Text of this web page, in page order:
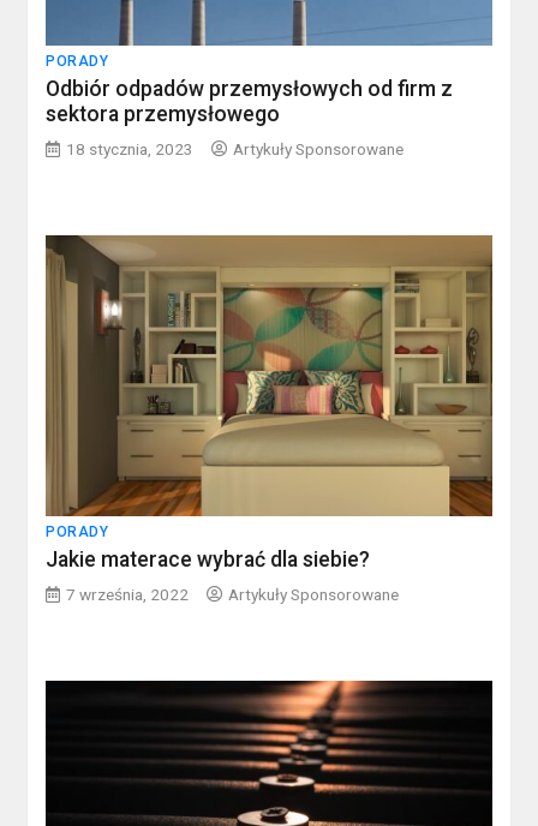
PORADY
Odbiór odpadów przemysłowych od firm z
sektora przemysłowego
18 stycznia, 2023 Artykuły Sponsorowane
PORADY
Jakie materace wybrać dla siebie?
7 września, 2022 Artykuły Sponsorowane